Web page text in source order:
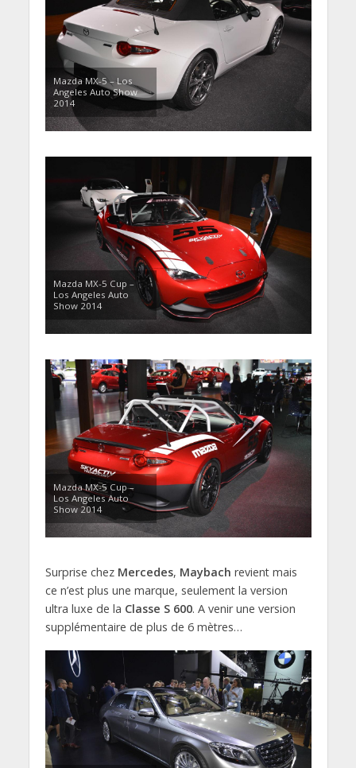
Mazda MX-5 – Los
Angeles Auto Show
2014
Mazda MX-5 Cup –
Los Angeles Auto
Show 2014
Mazda MX-5 Cup –
Los Angeles Auto
Show 2014
Surprise chez Mercedes, Maybach revient mais
ce n’est plus une marque, seulement la version
ultra luxe de la Classe S 600. A venir une version
supplémentaire de plus de 6 mètres…